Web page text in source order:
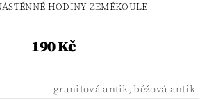
HODINY ZEMĚKOULE
190 Kč
granitová antik, béžová antik